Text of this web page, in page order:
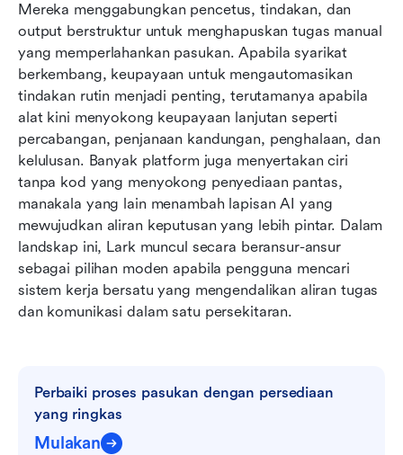
Mereka menggabungkan pencetus, tindakan, dan
output berstruktur untuk menghapuskan tugas manual
yang memperlahankan pasukan. Apabila syarikat
berkembang, keupayaan untuk mengautomasikan
tindakan rutin menjadi penting, terutamanya apabila
alat kini menyokong keupayaan lanjutan seperti
percabangan, penjanaan kandungan, penghalaan, dan
kelulusan. Banyak platform juga menyertakan ciri
tanpa kod yang menyokong penyediaan pantas,
manakala yang lain menambah lapisan AI yang
mewujudkan aliran keputusan yang lebih pintar. Dalam
landskap ini, Lark muncul secara beransur-ansur
sebagai pilihan moden apabila pengguna mencari
sistem kerja bersatu yang mengendalikan aliran tugas
dan komunikasi dalam satu persekitaran.
Perbaiki proses pasukan dengan persediaan
yang ringkas
Mulakan
Jenis pembina aliran kerja yang popular
Ciri utama yang perlu diperhatikan dalam
pembina aliran kerja moden
Senarai penuh: 10 pembina aliran kerja terbaik
yang dipilih untuk anda
Faedah menggunakan pembina aliran kerja
Kesilapan biasa yang perlu dielakkan dalam
pembina aliran kerja percuma
Kesimpulan
Soalan Lazim